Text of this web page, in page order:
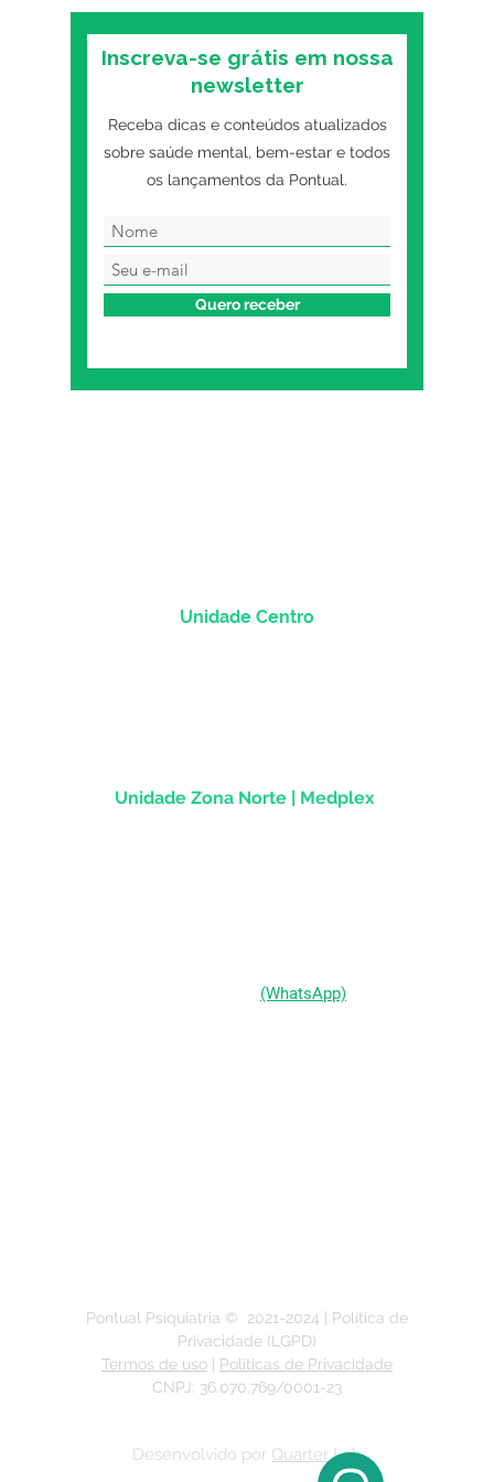
Inscreva-se grátis em nossa
newsletter
Receba dicas e conteúdos atualizados
sobre saúde mental, bem-estar e todos
os lançamentos da Pontual.
Quero receber
Unidade Centro
Unidade Zona Norte | Medplex
(WhatsApp)
Pontual Psiquiatria © 2021-2024 | Política de
Privacidade (LGPD)
Termos de uso | Políticas de Privacidade
CNPJ: 36.070.769/0001-23
Desenvolvido por Quarter Lab